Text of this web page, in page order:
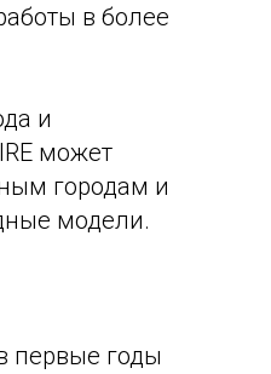
в более
и
может
городам и
модели.
первые годы